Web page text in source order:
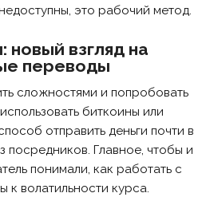
это рабочий метод.
взгляд на
переводы
сложностями и попробовать
биткоины или
отправить деньги почти в
посредников. Главное, чтобы и
понимали, как работать с
к волатильности курса.